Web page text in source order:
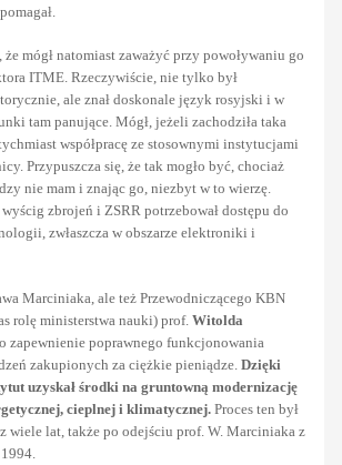
mógł natomiast zaważyć przy powoływaniu go
ITME. Rzeczywiście, nie tylko był
ale znał doskonale język rosyjski i w
tam panujące. Mógł, jeżeli zachodziła taka
współpracę ze stosownymi instytucjami
Przypuszcza się, że tak mogło być, chociaż
nie mam i znając go, niezbyt w to wierzę.
zbrojeń i ZSRR potrzebował dostępu do
zwłaszcza w obszarze elektroniki i
Marciniaka, ale też Przewodniczącego KBN
rolę ministerstwa nauki) prof. Witolda
zapewnienie poprawnego funkcjonowania
zakupionych za ciężkie pieniądze. Dzięki
uzyskał środki na gruntowną modernizację
cieplnej i klimatycznej. Proces ten był
wiele lat, także po odejściu prof. W. Marciniaka z